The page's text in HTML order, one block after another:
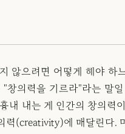
않으려면 어떻게 해야 하
의력을 기르라"라는 말일
내 내는 게 인간의 창의력
력(creativity)에 매달린다.